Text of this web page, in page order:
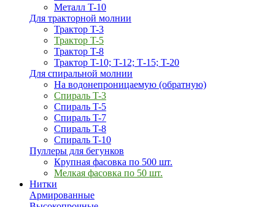
Металл T-10
Для тракторной молнии
Трактор T-3
Трактор T-5
Трактор T-8
Трактор T-10; T-12; Т-15; T-20
Для спиральной молнии
На водонепроницаемую (обратную)
Спираль T-3
Спираль T-5
Спираль T-7
Спираль T-8
Спираль T-10
Пуллеры для бегунков
Крупная фасовка по 500 шт.
Мелкая фасовка по 50 шт.
Нитки
Армированные